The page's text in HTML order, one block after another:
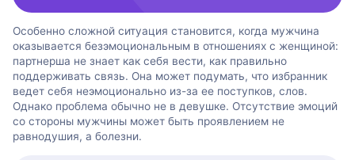
Особенно сложной ситуация становится, когда мужчина
оказывается безэмоциональным в отношениях с женщиной:
партнерша не знает как себя вести, как правильно
поддерживать связь. Она может подумать, что избранник
ведет себя неэмоционально из-за ее поступков, слов.
Однако проблема обычно не в девушке. Отсутствие эмоций
со стороны мужчины может быть проявлением не
равнодушия, а болезни.